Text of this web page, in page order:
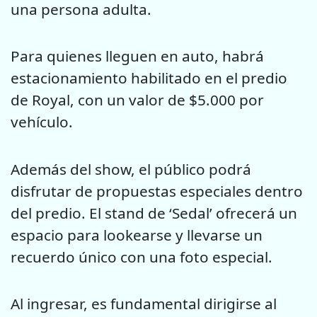
una persona adulta.
Para quienes lleguen en auto, habrá
estacionamiento habilitado en el predio
de Royal, con un valor de $5.000 por
vehículo.
Además del show, el público podrá
disfrutar de propuestas especiales dentro
del predio. El stand de ‘Sedal’ ofrecerá un
espacio para lookearse y llevarse un
recuerdo único con una foto especial.
Al ingresar, es fundamental dirigirse al